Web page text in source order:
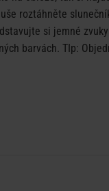
roztáhněte
si jemné
barvách. TIp: